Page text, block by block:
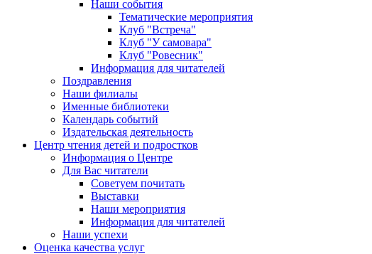
Наши события
Тематические мероприятия
Клуб "Встреча"
Клуб "У самовара"
Клуб "Ровесник"
Информация для читателей
Поздравления
Наши филиалы
Именные библиотеки
Календарь событий
Издательская деятельность
Центр чтения детей и подростков
Информация о Центре
Для Вас читатели
Советуем почитать
Выставки
Наши мероприятия
Информация для читателей
Наши успехи
Оценка качества услуг